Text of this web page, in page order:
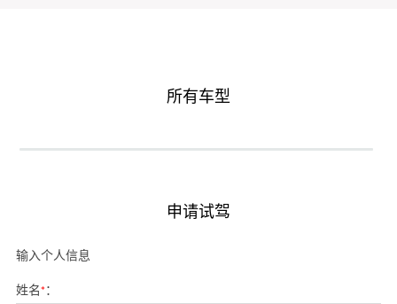
所有车型
申请试驾
输入个人信息
姓名*：